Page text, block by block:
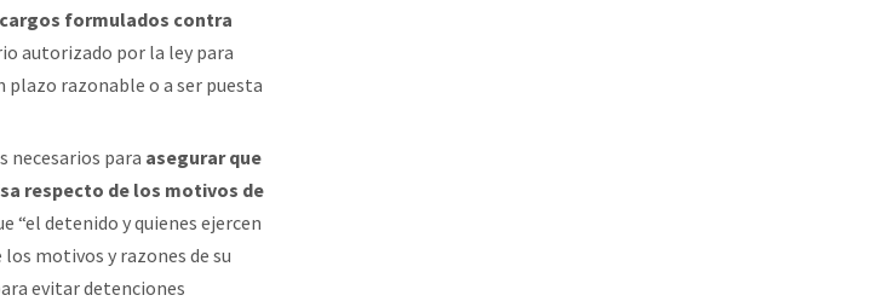
formulados contra
autorizado por la ley para
plazo razonable o a ser puesta
necesarios para asegurar que
respecto de los motivos de
“el detenido y quienes ejercen
motivos y razones de su
evitar detenciones